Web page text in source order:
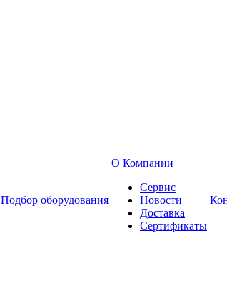
Подбор оборудования
О Компании
Сервис
Новости
Доставка
Сертификаты